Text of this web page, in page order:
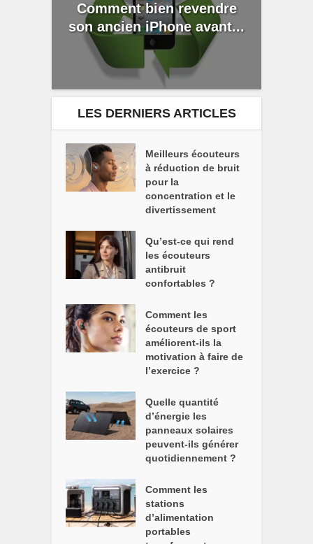
Comment bien revendre
son ancien iPhone avant...
LES DERNIERS ARTICLES
Meilleurs écouteurs
à réduction de bruit
pour la
concentration et le
divertissement
Qu’est-ce qui rend
les écouteurs
antibruit
confortables ?
Comment les
écouteurs de sport
améliorent-ils la
motivation à faire de
l’exercice ?
Quelle quantité
d’énergie les
panneaux solaires
peuvent-ils générer
quotidiennement ?
Comment les
stations
d’alimentation
portables